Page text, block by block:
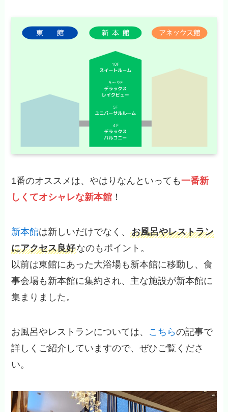
1番のオススメは、やはりなんといっても一番新
しくてオシャレな新本館 ！
新本館は新しいだけでなく、お風呂やレストラン
にアクセス良好なのもポイント。
以前は東館にあった大浴場も新本館に移動し、食
事会場も新本館に集約され、主な施設が新本館に
集まりました。
お風呂やレストランについては、 こちらの記事で
詳しくご紹介していますので、ぜひご覧くださ
い。